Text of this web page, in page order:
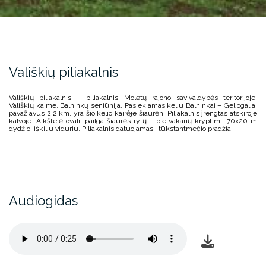
Vališkių piliakalnis
Vališkių piliakalnis – piliakalnis Molėtų rajono savivaldybėsteritorijoje,
Vališkių kaime, Balninkų seniūnija. Pasiekiamas keliu Balninkai – Geliogaliai
pavažiavus 2,2 km, yra šio kelio kairėje šiaurėn. Piliakalnis įrengtas atskiroje
kalvoje. Aikštelė ovali, pailga šiaurės rytų – pietvakarių kryptimi, 70x20 m
dydžio, iškiliu viduriu. Piliakalnis datuojamas I tūkstantmečio pradžia.
Audiogidas